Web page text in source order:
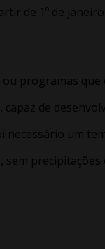
de 1º de janeiro
programas que
de
um